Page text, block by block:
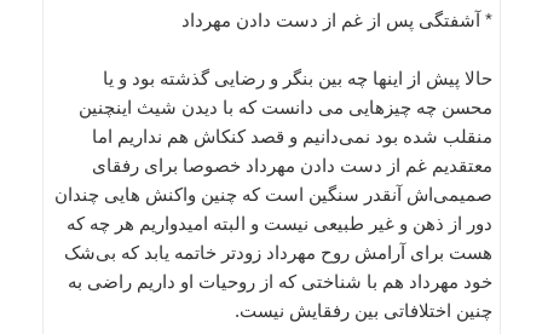
* آشفتگی پس از غم از دست دادن مهرداد
حالا پیش از اینها چه بین بنگر و رضایی گذشته بود و یا
محسن چه چیزهایی می دانست که با دیدن شیث اینچنین
منقلب شده بود نمی‌دانیم و قصد کنکاش هم نداریم اما
معتقدیم غم از دست دادن مهرداد خصوصا برای رفقای
صمیمی‌اش آنقدر سنگین است که چنین واکنش هایی چندان
دور از ذهن و غیر طبیعی نیست و البته امیدواریم هر چه که
هست برای آرامش روح مهرداد زودتر خاتمه یابد که بی‌شک
خود مهرداد هم با شناختی که از روحیات او داریم راضی به
چنین اختلافاتی بین رفقایش نیست.